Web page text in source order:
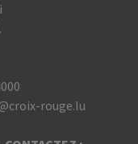
rouge.lu